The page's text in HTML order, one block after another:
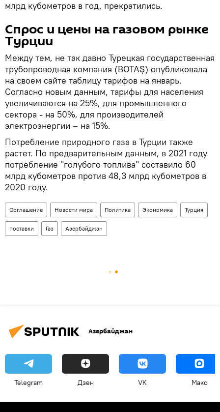
млрд кубометров в год, прекратились.
Спрос и цены на газовом рынке
Турции
Между тем, не так давно Турецкая государственная
трубопроводная компания (BOTAŞ) опубликовала
на своем сайте таблицу тарифов на январь.
Согласно новым данным, тарифы для населения
увеличиваются на 25%, для промышленного
сектора - на 50%, для производителей
электроэнергии – на 15%.
Потребление природного газа в Турции также
растет. По предварительным данным, в 2021 году
потребление "голубого топлива" составило 60
млрд кубометров против 48,3 млрд кубометров в
2020 году.
Соглашение Новости мира Политика Экономика Турция
поставки Газ Азербайджан
Азербайджан
Telegram Дзен VK Макс